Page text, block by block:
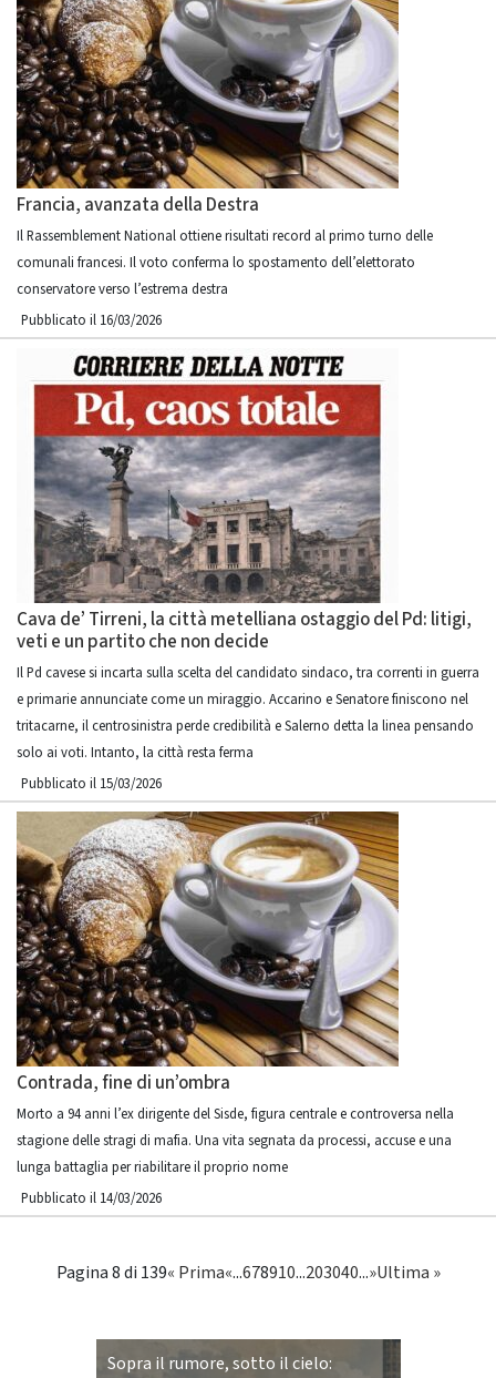
Francia, avanzata della Destra
Il Rassemblement National ottiene risultati record al primo turno delle
comunali francesi. Il voto conferma lo spostamento dell’elettorato
conservatore verso l’estrema destra
Pubblicato il 16/03/2026
Cava de’ Tirreni, la città metelliana ostaggio del Pd: litigi,
veti e un partito che non decide
Il Pd cavese si incarta sulla scelta del candidato sindaco, tra correnti in guerra
e primarie annunciate come un miraggio. Accarino e Senatore finiscono nel
tritacarne, il centrosinistra perde credibilità e Salerno detta la linea pensando
solo ai voti. Intanto, la città resta ferma
Pubblicato il 15/03/2026
Contrada, fine di un’ombra
Morto a 94 anni l’ex dirigente del Sisde, figura centrale e controversa nella
stagione delle stragi di mafia. Una vita segnata da processi, accuse e una
lunga battaglia per riabilitare il proprio nome
Pubblicato il 14/03/2026
Pagina 8 di 139« Prima«...678910...203040...»Ultima »
Sopra il rumore, sotto il cielo: